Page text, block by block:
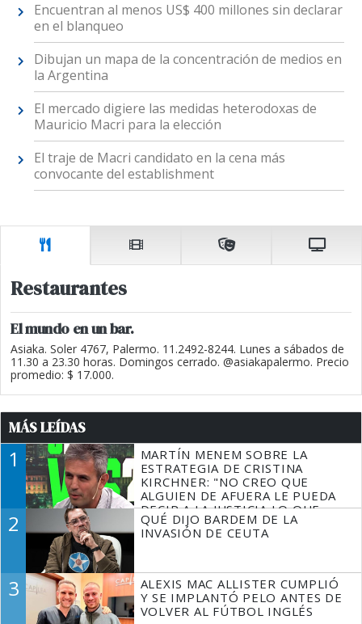
Encuentran al menos US$ 400 millones sin declarar
en el blanqueo
Dibujan un mapa de la concentración de medios en
la Argentina
El mercado digiere las medidas heterodoxas de
Mauricio Macri para la elección
El traje de Macri candidato en la cena más
convocante del establishment
Restaurantes
El mundo en un bar.
Asiaka. Soler 4767, Palermo. 11.2492-8244. Lunes a sábados de
11.30 a 23.30 horas. Domingos cerrado. @asiakapalermo. Precio
promedio: $ 17.000.
MÁS LEÍDAS
1
MARTÍN MENEM SOBRE LA
ESTRATEGIA DE CRISTINA
KIRCHNER: "NO CREO QUE
ALGUIEN DE AFUERA LE PUEDA
DECIR A LA JUSTICIA LO QUE
TIENE QUE HACER"
2
QUÉ DIJO BARDEM DE LA
INVASIÓN DE CEUTA
3
ALEXIS MAC ALLISTER CUMPLIÓ
Y SE IMPLANTÓ PELO ANTES DE
VOLVER AL FÚTBOL INGLÉS